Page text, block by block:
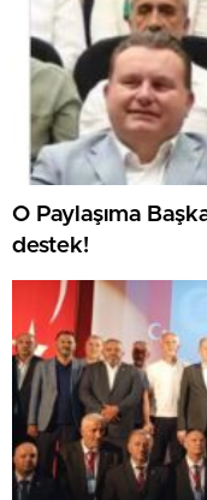
O Paylaşıma
destek!